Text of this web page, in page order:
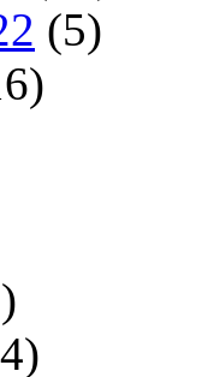
(5)